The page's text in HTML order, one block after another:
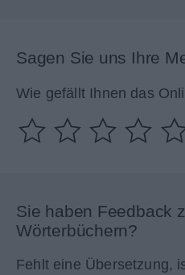
Sagen Sie uns Ihre
Wie gefällt Ihnen das
Sie haben Feedback
Wörterbüchern?
Fehlt eine Übersetzung,